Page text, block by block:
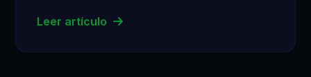
Leer artículo